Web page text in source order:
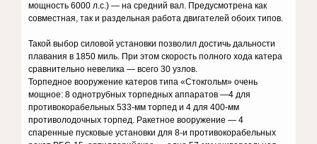
мощность 6000 л.с.) — на средний вал. Предусмотрена как
совместная, так и раздельная работа двигателей обоих типов.
Такой выбор силовой установки позволил достичь дальности
плавания в 1850 миль. При этом скорость полного хода катера
сравнительно невелика — всего 30 узлов.
Торпедное вооружение катеров типа «Стокгольм» очень
мощное: 8 однотрубных торпедных аппаратов —4 для
противокорабельных 533-мм торпед и 4 для 400-мм
противолодочных торпед. Ракетное вооружение — 4
спаренные пусковые установки для 8-и противокорабельных